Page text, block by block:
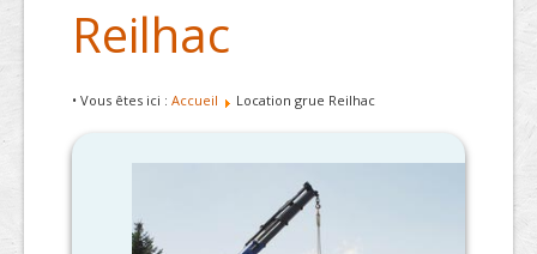
Reilhac
• Vous êtes ici : Accueil Location grue Reilhac